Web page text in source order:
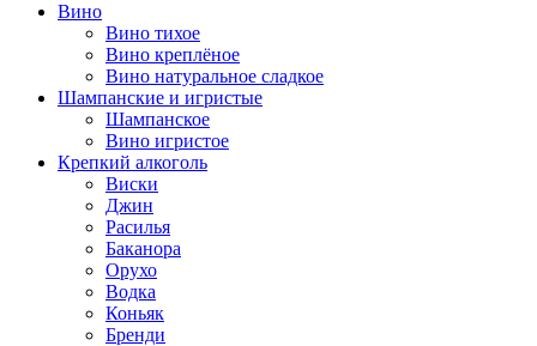
Вино
Вино тихое
Вино креплёное
Вино натуральное сладкое
Шампанские и игристые
Шампанское
Вино игристое
Крепкий алкоголь
Виски
Джин
Расилья
Баканора
Орухо
Водка
Коньяк
Бренди